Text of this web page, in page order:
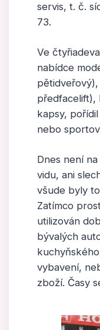
servis, t. č.
73.
Ve
nabídce
předfacelift),
kapsy,
nebo
Dnes není
vidu, ani
všude byly
Zatímco
utilizován
bývalých
vybavení,
zboží. Časy